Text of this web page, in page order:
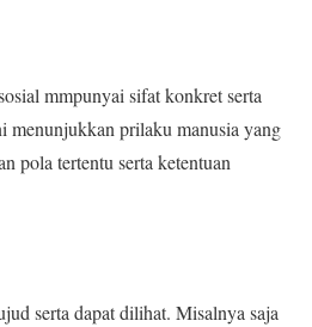
mmpunyai sifat konkret serta
menunjukkan prilaku manusia yang
pola tertentu serta ketentuan
serta dapat dilihat. Misalnya saja